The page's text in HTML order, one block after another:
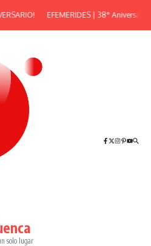
EFEMÉRIDES | 38°
solo lugar